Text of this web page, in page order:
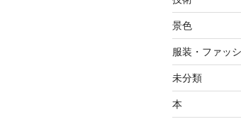
景色
服装・ファッ
未分類
本